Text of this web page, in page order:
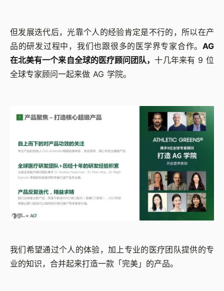
但发展迭代后，光靠个人的经验肯定是不行的，所以在产
品的研发过程中，我们也跟很多的医学界专家合作。 AG
在北美有一个来自全球的医疗顾问团队，十几年来有 9 位
全球专家顾问一起来做 AG 学院。
我们希望通过个人的体验，加上专业的医疗团队提供的专
业的知识，合并起来打造一款「完美」的产品。